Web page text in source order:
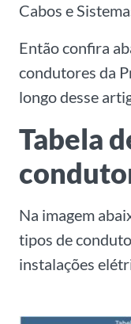
Cabos e
Então confira
condutores da
longo desse
Tabela
Na imagem
tipos de
instalações